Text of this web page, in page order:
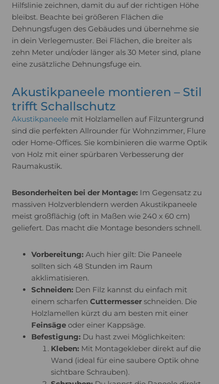
Hilfslinie zeichnen, damit du auf der richtigen Höhe
bleibst. Beachte bei größeren Flächen die
Dehnungsfugen des Gebäudes und übernehme sie
in dein Verlegemuster. Bei Flächen, die breiter als
zehn Meter und/oder länger als 30 Meter sind, plane
eine zusätzliche Dehnungsfuge ein.
Akustikpaneele montieren – Stil
trifft Schallschutz
Akustikpaneele mit Holzlamellen auf Filzuntergrund
sind die perfekten Allrounder für Wohnzimmer, Flure
oder Home-Offices. Sie kombinieren die warme Optik
von Holz mit einer spürbaren Verbesserung der
Raumakustik.
Besonderheiten bei der Montage: Im Gegensatz zu
massiven Holzverblendern werden Akustikpaneele
meist großflächig (oft in Maßen wie 240 x 60 cm)
geliefert. Das macht die Montage besonders schnell.
Vorbereitung: Auch hier gilt: Die Paneele
sollten sich 48 Stunden im Raum
akklimatisieren.
Schneiden: Den Filz kannst du einfach mit
einem scharfen Cuttermesser schneiden. Die
Holzlamellen kürzt du am besten mit einer
Feinsäge oder einer Kappsäge.
Befestigung: Du hast zwei Möglichkeiten:
Kleben: Mit Montagekleber direkt auf die
Wand (ideal für eine saubere Optik ohne
sichtbare Schrauben).